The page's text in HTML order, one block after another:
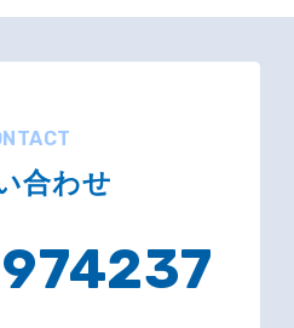
合わせ